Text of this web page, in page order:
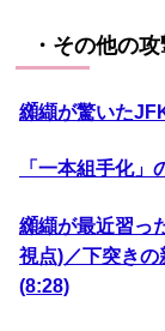
・その他の
纐纈が驚いた
「一本組手化
纐纈が最近習っ
視点)／下突きの
(8:28)